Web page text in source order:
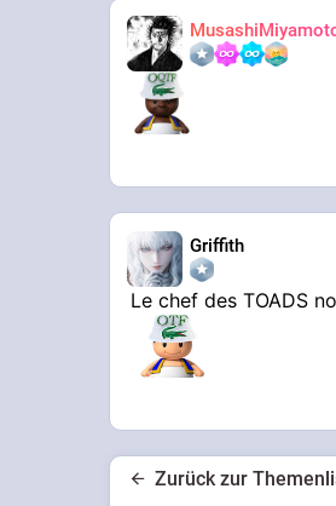
Griffith
Le chef des TOADS
Zurück zur